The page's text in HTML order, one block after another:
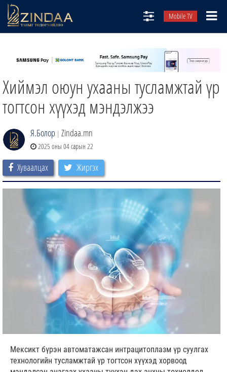
Mobile TV
ТВ8
ӨГЛӨӨНИЙ СОНИН
Хиймэл оюун ухааны тусламжтай үр
тогтсон хүүхэд мэндэлжээ
Я.Болор | Zindaa.mn
2025 оны 04 сарын 22
Хуваалцах Жиргэх
Мексикт бүрэн автоматажсан интрацитоплазм үр суулгах
технологийн тусламжтай үр тогтсон хүүхэд хорвоод